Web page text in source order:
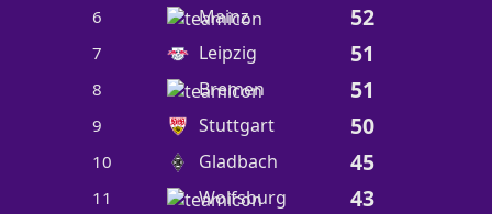
6 Mainz 52
7 Leipzig 51
8 Bremen 51
9 Stuttgart 50
10 Gladbach 45
11 Wolfsburg 43